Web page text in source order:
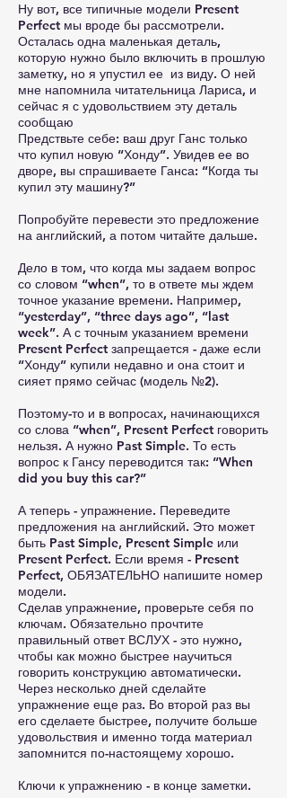
Ну вот, все типичные модели Present
Perfect мы вроде бы рассмотрели.
Осталась одна маленькая деталь,
которую нужно было включить в прошлую
заметку, но я упустил ее из виду. О ней
мне напомнила читательница Лариса, и
сейчас я с удовольствием эту деталь
сообщаю
Предствьте себе: ваш друг Ганс только
что купил новую “Хонду”. Увидев ее во
дворе, вы спрашиваете Ганса: “Когда ты
купил эту машину?”
Попробуйте перевести это предложение
на английский, а потом читайте дальше.
Дело в том, что когда мы задаем вопрос
со словом “when”, то в ответе мы ждем
точное указание времени. Например,
“yesterday”, “three days ago”, “last
week”. А с точным указанием времени
Present Perfect запрещается - даже если
“Хонду” купили недавно и она стоит и
сияет прямо сейчас (модель №2).
Поэтому-то и в вопросах, начинающихся
со слова “when”, Present Perfect говорить
нельзя. А нужно Past Simple. То есть
вопрос к Гансу переводится так: “When
did you buy this car?”
А теперь - упражнение. Переведите
предложения на английский. Это может
быть Past Simple, Present Simple или
Present Perfect. Если время - Present
Perfect, ОБЯЗАТЕЛЬНО напишите номер
модели.
Сделав упражнение, проверьте себя по
ключам. Обязательно прочтите
правильный ответ ВСЛУХ - это нужно,
чтобы как можно быстрее научиться
говорить конструкцию автоматически.
Через несколько дней сделайте
упражнение еще раз. Во второй раз вы
его сделаете быстрее, получите больше
удовольствия и именно тогда материал
запомнится по-настоящему хорошо.
Ключи к упражнению - в конце заметки.